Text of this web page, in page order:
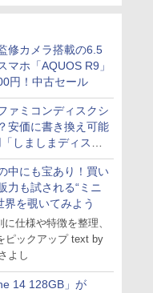
修カメラ搭載の6.5
マホ「AQUOS R9」
円！中古セール
ァミコンディスクシ
安価に書き換え可能
しましまディスク
」
中にも宝あり！買い
力も試される“ミニ
界を覗いてみよう
に仕様や特徴を整理、
ピックアップ text by
よし
14 128GB」が
セルフ
ク
pTa.shop
写真集POD fabli
Publication Informa